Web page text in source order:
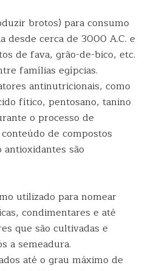
brotos) para consumo
desde cerca de 3000 A.C. e
de fava, grão-de-bico, etc.
famílias egípcias.
antinutricionais, como
fítico, pentosano, tanino
o processo de
de compostos
são
utilizado para nomear
condimentares e até
que são cultivadas e
a semeadura.
até o grau máximo de